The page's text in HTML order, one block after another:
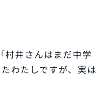
村井さんはまだ中学
わたしですが、実は